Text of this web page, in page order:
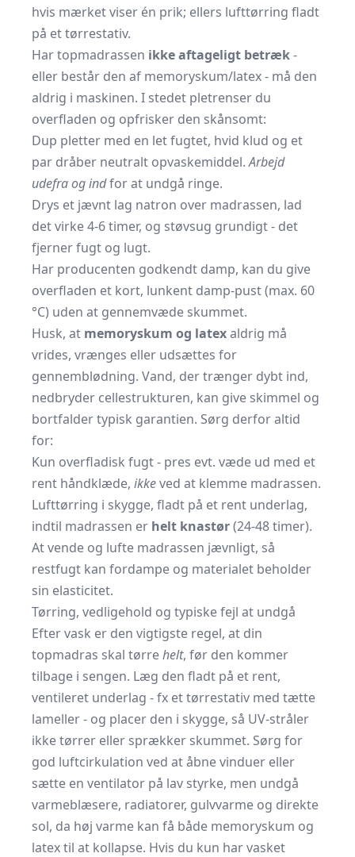
hvis mærket viser én prik; ellers lufttørring fladt
på et tørrestativ.
Har topmadrassen ikke aftageligt betræk-
eller består den af memoryskum/latex - må den
aldrig i maskinen. I stedet pletrenser du
overfladen og opfrisker den skånsomt:
Dup pletter med en let fugtet, hvid klud og et
par dråber neutralt opvaskemiddel.Arbejd
udefra og indfor at undgå ringe.
Drys et jævnt lag natron over madrassen, lad
det virke 4-6 timer, og støvsug grundigt - det
fjerner fugt og lugt.
Har producenten godkendt damp, kan du give
overfladen et kort, lunkent damp-pust (max. 60
°C) uden at gennemvæde skummet.
Husk, at memoryskum og latexaldrig må
vrides, vrænges eller udsættes for
gennemblødning. Vand, der trænger dybt ind,
nedbryder cellestrukturen, kan give skimmel og
bortfalder typisk garantien. Sørg derfor altid
for:
Kun overfladisk fugt - pres evt. væde ud med et
rent håndklæde, ikkeved at klemme madrassen.
Lufttørring i skygge, fladt på et rent underlag,
indtil madrassen er helt knastør(24-48 timer).
At vende og lufte madrassen jævnligt, så
restfugt kan fordampe og materialet beholder
sin elasticitet.
Tørring, vedligehold og typiske fejl at undgå
Efter vask er den vigtigste regel, at din
topmadras skal tørrehelt, før den kommer
tilbage i sengen. Læg den fladt på et rent,
ventileret underlag - fx et tørrestativ med tætte
lameller - og placer den i skygge, så UV-stråler
ikke tørrer eller sprækker skummet. Sørg for
god luftcirkulation ved at åbne vinduer eller
sætte en ventilator på lav styrke, men undgå
varmeblæsere, radiatorer, gulvvarme og direkte
sol, da høj varme kan få både memoryskum og
latex til at kollapse. Hvis du kun har vasket